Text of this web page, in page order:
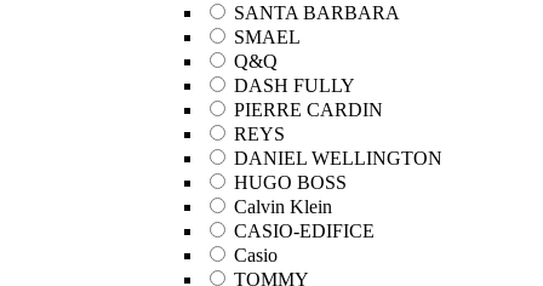
SANTA BARBARA
SMAEL
Q&Q
DASH FULLY
PIERRE CARDIN
REYS
DANIEL WELLINGTON
HUGO BOSS
Calvin Klein
CASIO-EDIFICE
Casio
TOMMY